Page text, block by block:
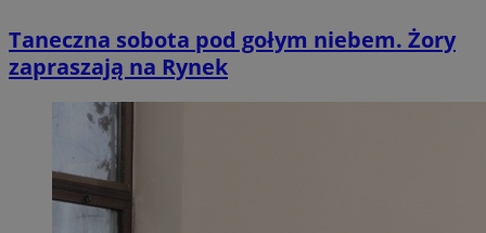
Taneczna sobota pod gołym niebem. Żory
zapraszają na Rynek